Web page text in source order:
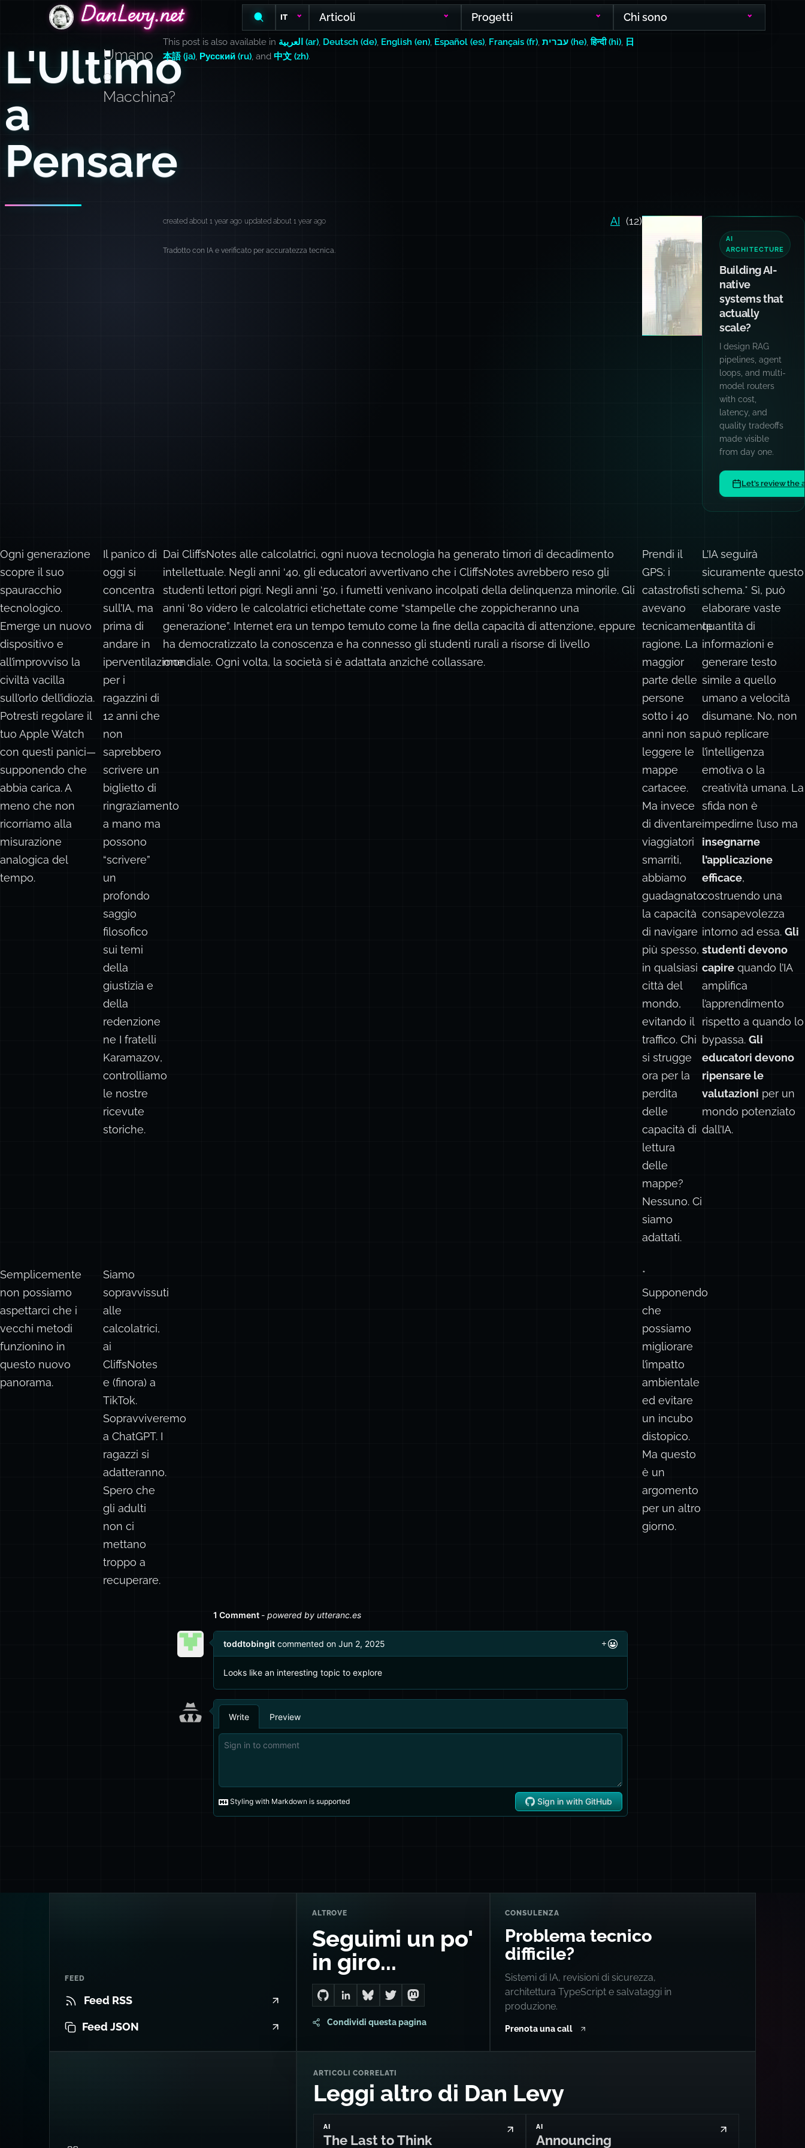
DanLevy.netDanLevy.net
DanLevy.net IT Articoli Progetti Chi sono
L'Ultimo
a
Pensare
Umano
o
Macchina?
This post is also available in العربية (ar) Deutsch (de) English (en) Español (es) Français (fr) עברית (he) ,हिन्दी (hi)
日
本語 (ja) Русский (ru) , and 中文 (zh).
created about 1 year ago updated about 1 year ago AI (12)
Tradotto con IA e verificato per accuratezza tecnica.
AI
ARCHITECTURE
Building AI-
native
systems that
actually
scale?
I design RAG
pipelines, agent
loops, and multi-
model routers
with cost,
latency, and
quality tradeoffs
made visible
from day one.
Let's review the
Ogni generazione
scopre il suo
spauracchio
tecnologico.
Emerge un nuovo
dispositivo e
all’improvviso la
civiltà vacilla
sull’orlo dell’idiozia.
Potresti regolare il
tuo Apple Watch
con questi panici—
supponendo che
abbia carica. A
meno che non
ricorriamo alla
misurazione
analogica del
tempo.
Il panico di
oggi si
concentra
sull’IA, ma
prima di
andare in
iperventilazione
per i
ragazzini di
12 anni che
non
saprebbero
scrivere un
biglietto di
ringraziamento
a mano ma
possono
“scrivere”
un
profondo
saggio
filosofico
sui temi
della
giustizia e
della
redenzione
ne I fratelli
Karamazov,
controlliamo
le nostre
ricevute
storiche.
Dai CliffsNotes alle calcolatrici, ogni nuova tecnologia ha generato timori di decadimento
intellettuale. Negli anni ‘40, gli educatori avvertivano che i CliffsNotes avrebbero reso gli
studenti lettori pigri. Negli anni ‘50, i fumetti venivano incolpati della delinquenza minorile. Gli
anni ‘80 videro le calcolatrici etichettate come “stampelle che zoppicheranno una
generazione”. Internet era un tempo temuto come la fine della capacità di attenzione, eppure
ha democratizzato la conoscenza e ha connesso gli studenti rurali a risorse di livello
mondiale. Ogni volta, la società si è adattata anziché collassare.
Prendi il
GPS: i
catastrofisti
avevano
tecnicamente
ragione. La
maggior
parte delle
persone
sotto i 40
anni non sa
leggere le
mappe
cartacee.
Ma invece
di diventare
viaggiatori
smarriti,
abbiamo
guadagnato
la capacità
di navigare
più spesso,
in qualsiasi
città del
mondo,
evitando il
traffico. Chi
si strugge
ora per la
perdita
delle
capacità di
lettura
delle
mappe?
Nessuno. Ci
siamo
adattati.
L’IA seguirà
sicuramente questo
schema.* Sì, può
elaborare vaste
quantità di
informazioni e
generare testo
simile a quello
umano a velocità
disumane. No, non
può replicare
l’intelligenza
emotiva o la
creatività umana. La
sfida non è
impedirne l’uso ma
insegnarne
l’applicazione
efficace,
costruendo una
consapevolezza
intorno ad essa. Gli
studenti devono
capire quando l’IA
amplifica
l’apprendimento
rispetto a quando lo
bypassa. Gli
educatori devono
ripensare le
valutazioni per un
mondo potenziato
dall’IA.
Semplicemente
non possiamo
aspettarci che i
vecchi metodi
funzionino in
questo nuovo
panorama.
Siamo
sopravvissuti
alle
calcolatrici,
ai
CliffsNotes
e (finora) a
TikTok.
Sopravviveremo
a ChatGPT. I
ragazzi si
adatteranno.
Spero che
gli adulti
non ci
mettano
troppo a
recuperare.
*
Supponendo
che
possiamo
migliorare
l’impatto
ambientale
ed evitare
un incubo
distopico.
Ma questo
è un
argomento
per un altro
giorno.
FEED
Feed RSS
Feed JSON
ALTROVE
Seguimi un po'
in giro...
Go to Dan's GitHub
Connect with me on LinkedIn
Follow me on Bluesky
Follow me on Twitter
Follow me on Mastodon
Condividi questa pagina
CONSULENZA
Problema tecnico
difficile?
Sistemi di IA, revisioni di sicurezza,
architettura TypeScript e salvataggi in
produzione.
Prenota una call
ARTICOLI CORRELATI
Leggi altro di Dan Levy
AI
The Last to Think
AI
Announcing